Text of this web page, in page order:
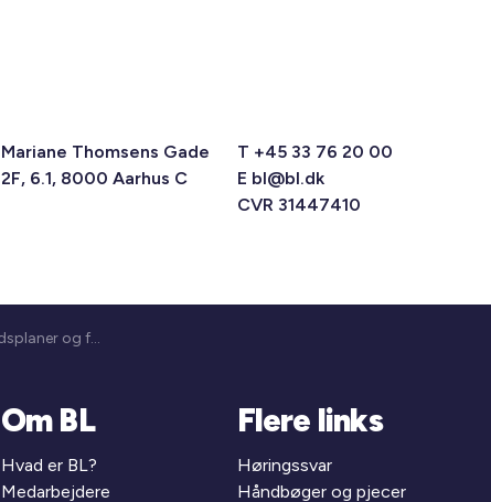
Mariane Thomsens Gade
2F, 6.1, 8000 Aarhus C
T +45 33 76 20 00
E bl@bl.dk
CVR 31447410
Kursus om helhedsplaner og fremtidssikring - i Århus
Om BL
Hvad er BL?
Medarbejdere
Flere links
Høringssvar
Håndbøger og pjecer